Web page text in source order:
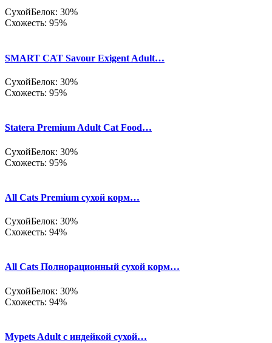
СухойБелок: 30%
Схожесть: 95%
SMART CAT Savour Exigent Adult…
СухойБелок: 30%
Схожесть: 95%
Statera Premium Adult Cat Food…
СухойБелок: 30%
Схожесть: 95%
All Cats Premium сухой корм…
СухойБелок: 30%
Схожесть: 94%
All Cats Полнорационный сухой корм…
СухойБелок: 30%
Схожесть: 94%
Mypets Adult с индейкой сухой…